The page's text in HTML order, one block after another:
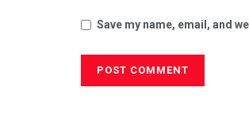
Save my name, email, and